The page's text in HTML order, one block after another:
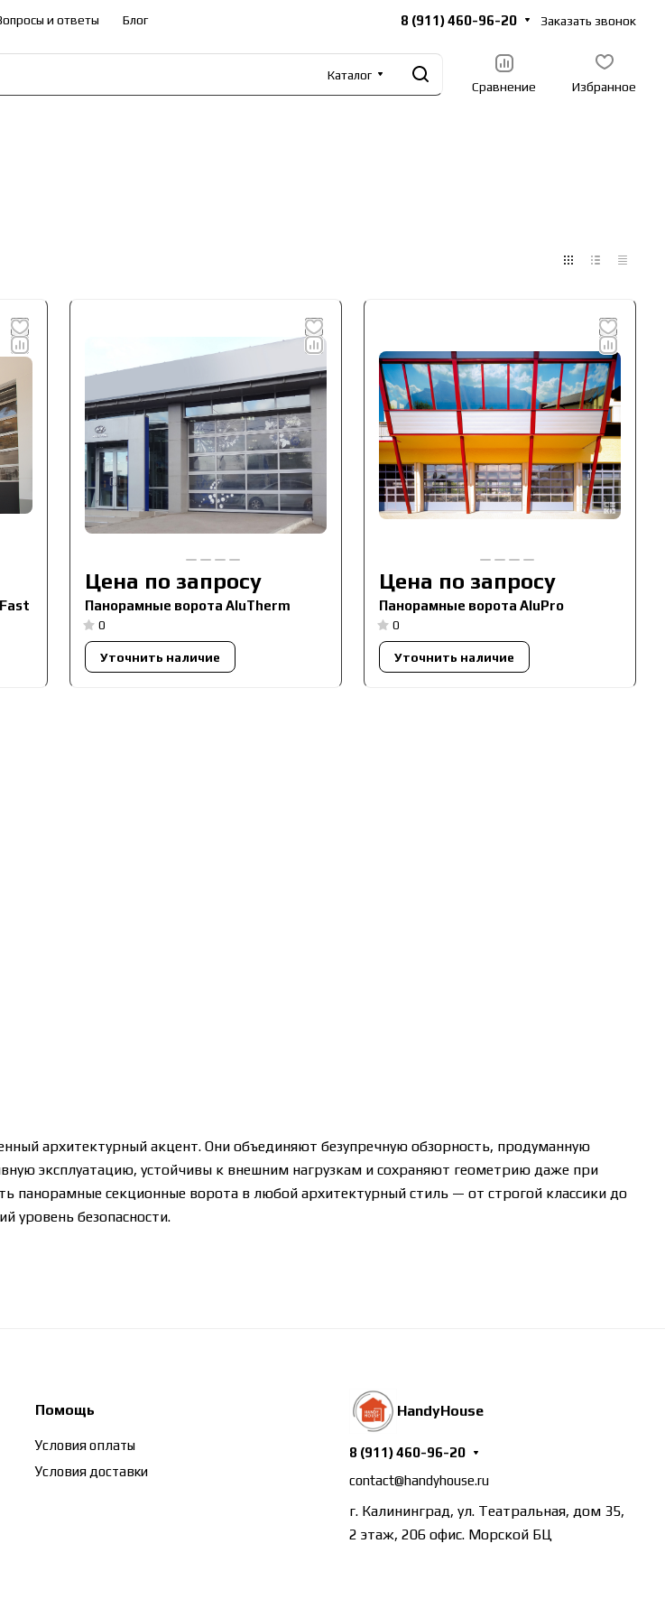
и ответы Блог 8 (911) 460-96-20 Заказать звонок
Каталог
Сравнение
Избранное
Цена по запросу
Панорамные ворота AluTherm
0
Уточнить наличие
Цена по запросу
Панорамные ворота AluPro
0
Уточнить наличие
архитектурный акцент. Они объединяют безупречную обзорность, продуманную
эксплуатацию, устойчивы к внешним нагрузкам и сохраняют геометрию даже при
панорамные секционные ворота в любой архитектурный стиль — от строгой классики до
уровень безопасности.
Помощь
Условия оплаты
Условия доставки
HandyHouse
8 (911) 460-96-20
contact@handyhouse.ru
г. Калининград, ул. Театральная, дом 35,
2 этаж, 206 офис. Морской БЦ